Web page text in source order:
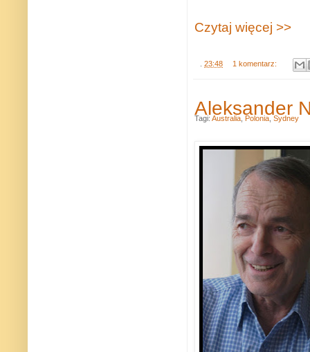
Czytaj więcej >>
23:48 1 komentarz:
Aleksander
Tagi: Australia Polonia Sydney